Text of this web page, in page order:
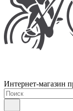
Интернет-магазин